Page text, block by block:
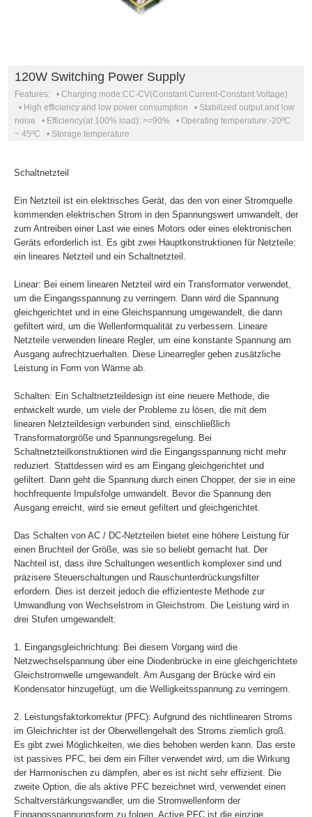
120W Switching Power Supply
Features: • Charging mode:CC-CV(Constant Current-Constant Voltage)
• High efficiency and low power consumption • Stabilized output and low
noise • Efficiency(at 100% load): >=90% • Operating temperature:-20ºC
~ 45ºC • Storage temperature
Schaltnetzteil
Ein Netzteil ist ein elektrisches Gerät, das den von einer Stromquelle
kommenden elektrischen Strom in den Spannungswert umwandelt, der
zum Antreiben einer Last wie eines Motors oder eines elektronischen
Geräts erforderlich ist. Es gibt zwei Hauptkonstruktionen für Netzteile:
ein lineares Netzteil und ein Schaltnetzteil.
Linear: Bei einem linearen Netzteil wird ein Transformator verwendet,
um die Eingangsspannung zu verringern. Dann wird die Spannung
gleichgerichtet und in eine Gleichspannung umgewandelt, die dann
gefiltert wird, um die Wellenformqualität zu verbessern. Lineare
Netzteile verwenden lineare Regler, um eine konstante Spannung am
Ausgang aufrechtzuerhalten. Diese Linearregler geben zusätzliche
Leistung in Form von Wärme ab.
Schalten: Ein Schaltnetzteildesign ist eine neuere Methode, die
entwickelt wurde, um viele der Probleme zu lösen, die mit dem
linearen Netzteildesign verbunden sind, einschließlich
Transformatorgröße und Spannungsregelung. Bei
Schaltnetzteilkonstruktionen wird die Eingangsspannung nicht mehr
reduziert. Stattdessen wird es am Eingang gleichgerichtet und
gefiltert. Dann geht die Spannung durch einen Chopper, der sie in eine
hochfrequente Impulsfolge umwandelt. Bevor die Spannung den
Ausgang erreicht, wird sie erneut gefiltert und gleichgerichtet.
Das Schalten von AC / DC-Netzteilen bietet eine höhere Leistung für
einen Bruchteil der Größe, was sie so beliebt gemacht hat. Der
Nachteil ist, dass ihre Schaltungen wesentlich komplexer sind und
präzisere Steuerschaltungen und Rauschunterdrückungsfilter
erfordern. Dies ist derzeit jedoch die effizienteste Methode zur
Umwandlung von Wechselstrom in Gleichstrom. Die Leistung wird in
drei Stufen umgewandelt:
1. Eingangsgleichrichtung: Bei diesem Vorgang wird die
Netzwechselspannung über eine Diodenbrücke in eine gleichgerichtete
Gleichstromwelle umgewandelt. Am Ausgang der Brücke wird ein
Kondensator hinzugefügt, um die Welligkeitsspannung zu verringern.
2. Leistungsfaktorkorrektur (PFC): Aufgrund des nichtlinearen Stroms
im Gleichrichter ist der Oberwellengehalt des Stroms ziemlich groß.
Es gibt zwei Möglichkeiten, wie dies behoben werden kann. Das erste
ist passives PFC, bei dem ein Filter verwendet wird, um die Wirkung
der Harmonischen zu dämpfen, aber es ist nicht sehr effizient. Die
zweite Option, die als aktive PFC bezeichnet wird, verwendet einen
Schaltverstärkungswandler, um die Stromwellenform der
Eingangsspannungsform zu folgen. Active PFC ist die einzige